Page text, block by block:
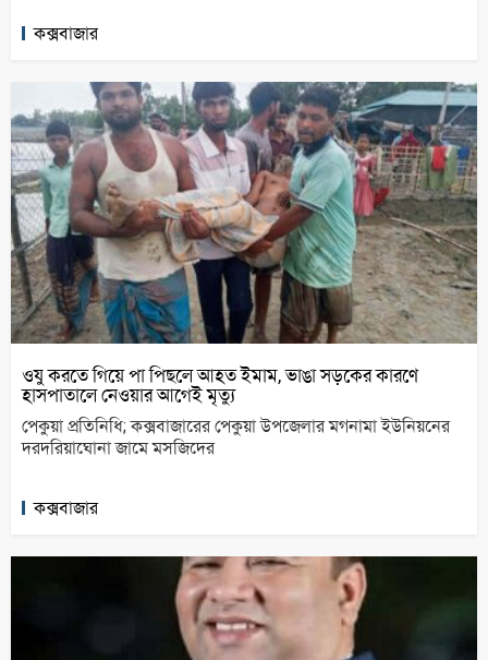
কক্সবাজার
ওযু করতে গিয়ে পা পিছলে আহত ইমাম, ভাঙা সড়কের কারণে
হাসপাতালে নেওয়ার আগেই মৃত্যু
পেকুয়া প্রতিনিধি; কক্সবাজারের পেকুয়া উপজেলার মগনামা ইউনিয়নের
দরদরিয়াঘোনা জামে মসজিদের
কক্সবাজার